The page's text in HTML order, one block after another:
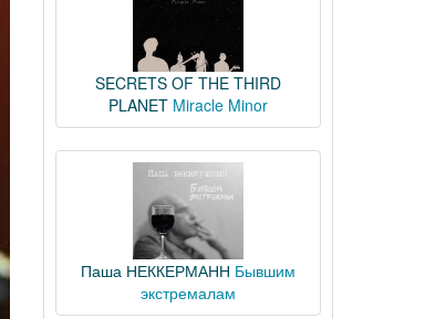
SECRETS OF THE THIRD
PLANET Miracle Minor
Паша НЕККЕРМАНН Бывшим
экстремалам